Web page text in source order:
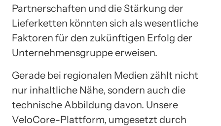
Partnerschaften und die Stärkung der
Lieferketten könnten sich als wesentliche
Faktoren für den zukünftigen Erfolg der
Unternehmensgruppe erweisen.
Gerade bei regionalen Medien zählt nicht
nur inhaltliche Nähe, sondern auch die
technische Abbildung davon. Unsere
VeloCore-Plattform, umgesetzt durch